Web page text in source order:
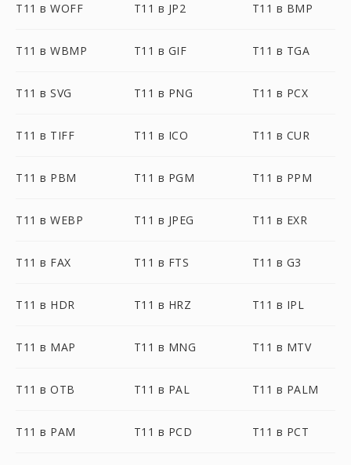
T11 в WOFF T11 в JP2 T11 в BMP
T11 в WBMP T11 в GIF T11 в TGA
T11 в SVG T11 в PNG T11 в PCX
T11 в TIFF T11 в ICO T11 в CUR
T11 в PBM T11 в PGM T11 в PPM
T11 в WEBP T11 в JPEG T11 в EXR
T11 в FAX T11 в FTS T11 в G3
T11 в HDR T11 в HRZ T11 в IPL
T11 в MAP T11 в MNG T11 в MTV
T11 в OTB T11 в PAL T11 в PALM
T11 в PAM T11 в PCD T11 в PCT